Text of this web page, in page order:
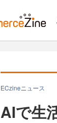
ECzineニュース
AIで生